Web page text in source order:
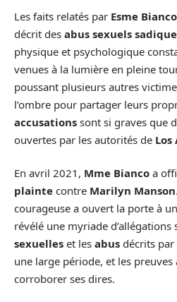
Les faits relatés par Esme Bianco
décrit des abus sexuels
physique et psychologique
venues à la lumière en pleine
poussant plusieurs autres
l’ombre pour partager leurs
accusations sont si graves que
ouvertes par les autorités de Los
En avril 2021, Mme Bianco a
plainte contre Marilyn Manson
courageuse a ouvert la porte à
révélé une myriade d’allégations
sexuelles et les abus décrits par
une large période, et les
corroborer ses dires.